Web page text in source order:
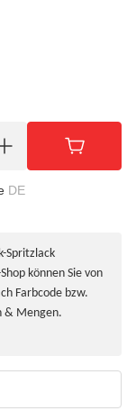
DE
Spritzlack
können Sie von
Farbcode bzw.
& Mengen.